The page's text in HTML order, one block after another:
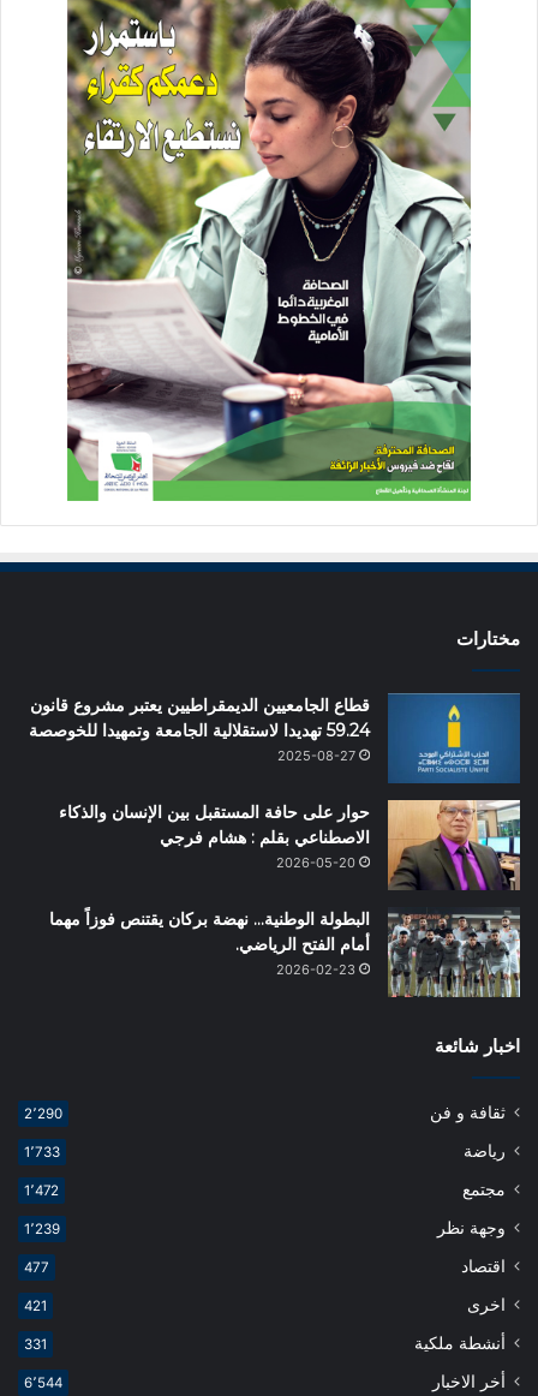
مختارات
قطاع الجامعيين الديمقراطيين يعتبر مشروع قانون
59.24 تهديدا لاستقلالية الجامعة وتمهيدا للخوصصة
2025-08-27
حوار على حافة المستقبل بين الإنسان والذكاء
الاصطناعي بقلم : هشام فرجي
2026-05-20
البطولة الوطنية… نهضة بركان يقتنص فوزاً مهما
أمام الفتح الرياضي.
2026-02-23
اخبار شائعة
ثقافة و فن 2٬290
رياضة 1٬733
مجتمع 1٬472
وجهة نظر 1٬239
اقتصاد 477
اخرى 421
أنشطة ملكية 331
أخر الاخبار 6٬544